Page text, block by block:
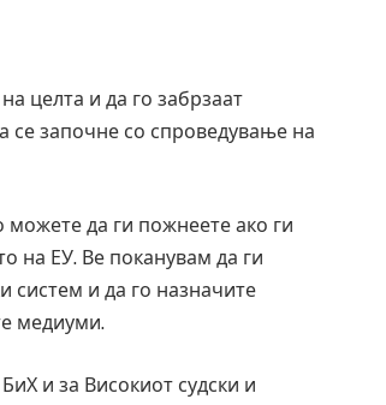
целта и да го забрзаат
се започне со спроведување на
да ги пожнеете ако ги
на ЕУ. Ве поканувам да ги
систем и да го назначите
медиуми.
и за Високиот судски и